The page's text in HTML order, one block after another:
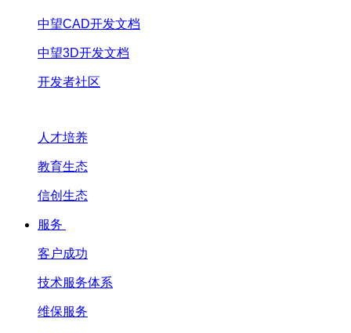
中望CAD开发文档
中望3D开发文档
开发者社区
人才培养
教育生态
信创生态
服务
客户成功
技术服务体系
维保服务